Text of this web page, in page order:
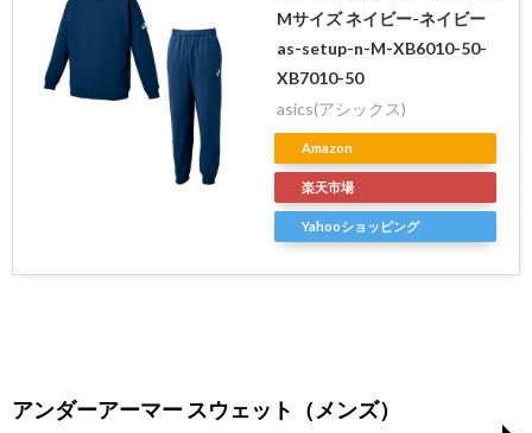
Mサイズ ネイビー-ネイビー
as-setup-n-M-XB6010-50-
XB7010-50
asics(アシックス)
Amazon
楽天市場
Yahooショッピング
アンダーアーマー スウェット（メンズ）